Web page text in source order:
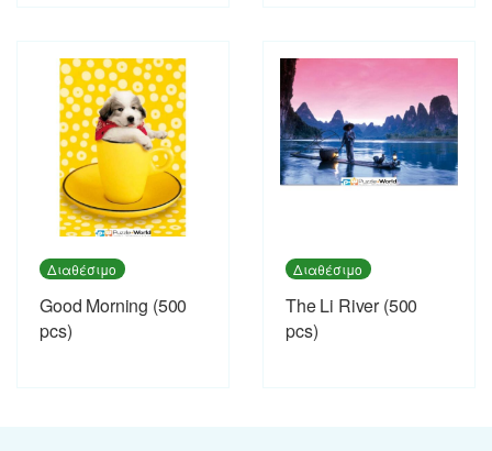
Διαθέσιμο
Good Morning (500
pcs)
Διαθέσιμο
The Li River (500
pcs)